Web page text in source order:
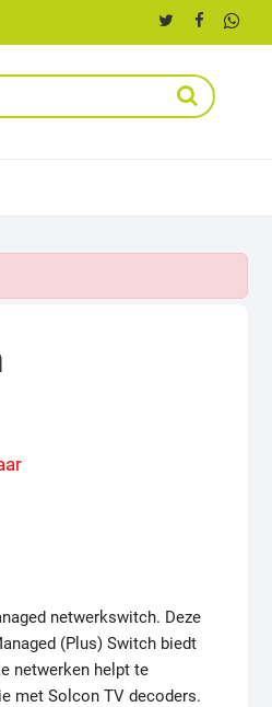
netwerkswitch. Deze
(Plus) Switch biedt
netwerken helpt te
met Solcon TV decoders.